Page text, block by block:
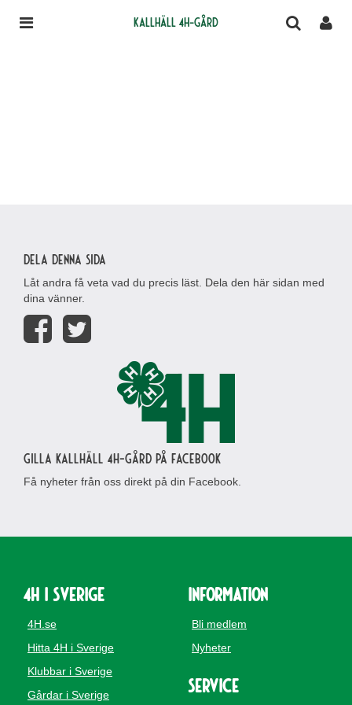
Kallhäll 4H-gård
Dela denna sida
Låt andra få veta vad du precis läst. Dela den här sidan med
dina vänner.
Gilla Kallhäll 4H-gård på Facebook
Få nyheter från oss direkt på din Facebook.
4H i Sverige
4H.se
Hitta 4H i Sverige
Klubbar i Sverige
Gårdar i Sverige
Information
Bli medlem
Nyheter
Service